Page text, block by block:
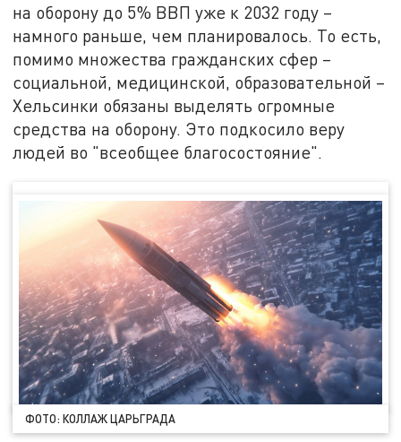
на оборону до 5% ВВП уже к 2032 году –
намного раньше, чем планировалось. То есть,
помимо множества гражданских сфер –
социальной, медицинской, образовательной –
Хельсинки обязаны выделять огромные
средства на оборону. Это подкосило веру
людей во "всеобщее благосостояние".
ФОТО: КОЛЛАЖ ЦАРЬГРАДА